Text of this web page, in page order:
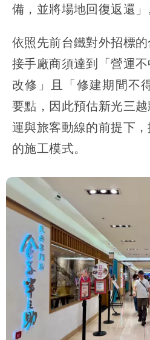
備，並將場地回復返還」
依照先前台鐵對外招標
接手廠商須達到「營運
改修」且「修建期間不
要點，因此預估新光三
運與旅客動線的前提下
的施工模式。